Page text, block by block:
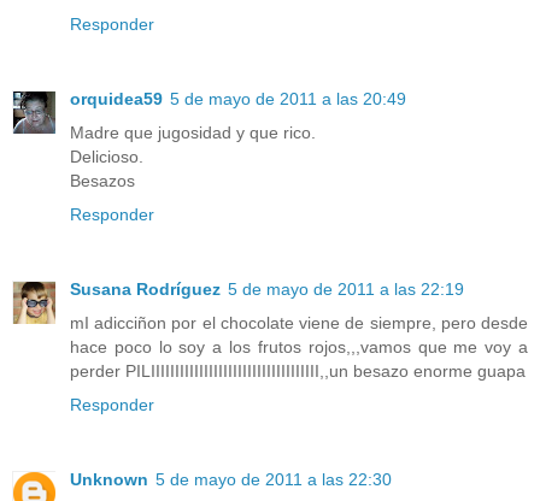
Responder
orquidea59 5 de mayo de 2011 a las 20:49
Madre que jugosidad y que rico.
Delicioso.
Besazos
Responder
Susana Rodríguez 5 de mayo de 2011 a las 22:19
mI adicciñon por el chocolate viene de siempre, pero desde
hace poco lo soy a los frutos rojos,,,vamos que me voy a
perder PILIIIIIIIIIIIIIIIIIIIIIIIIIIIIIIIIIII,,un besazo enorme guapa
Responder
Unknown 5 de mayo de 2011 a las 22:30